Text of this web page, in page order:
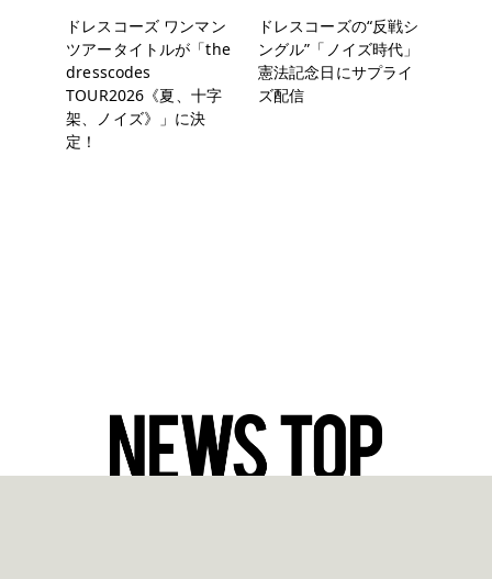
ドレスコーズ ワンマン
ツアータイトルが「the
dresscodes
TOUR2026《夏、十字
架、ノイズ》」に決
定！
ドレスコーズの“反戦シ
ングル”「ノイズ時代」
憲法記念日にサプライ
ズ配信